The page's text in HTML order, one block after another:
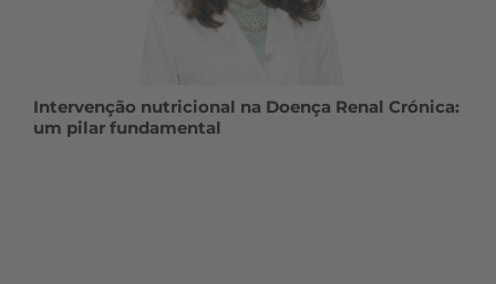
Intervenção nutricional na Doença Renal Crónica:
um pilar fundamental